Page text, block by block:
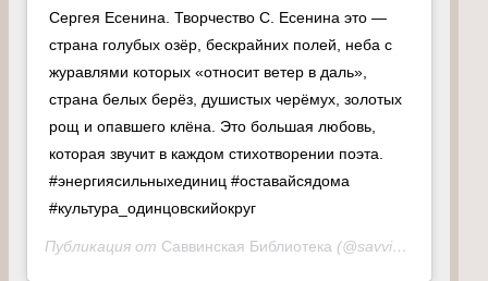
Сергея Есенина. Творчество С. Есенина это —
страна голубых озёр, бескрайних полей, неба с
журавлями которых «относит ветер в даль»,
страна белых берёз, душистых черёмух, золотых
рощ и опавшего клёна. Это большая любовь,
которая звучит в каждом стихотворении поэта.
#энергиясильныхединиц #оставайсядома
#культура_одинцовскийокруг
Публикация от Саввинская Библиотека (@savvinskaiabiblioteka)